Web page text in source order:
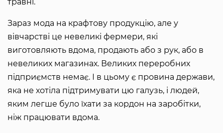
Зараз мода на крафтову продукцію, але у
вівчарстві це невеликі фермери, які
виготовляють вдома, продають або з рук, або в
невеликих магазинах. Великих переробних
підприємств немає. І в цьому є провина держави,
яка не хотіла підтримувати цю галузь, і людей,
яким легше було їхати за кордон на заробітки,
ніж працювати вдома.